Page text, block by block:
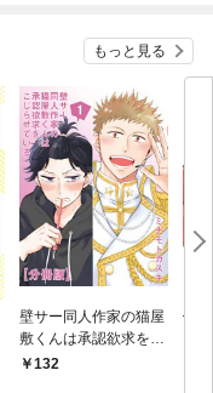
もっと見る
壁サー同人作家の猫屋
敷くんは承認欲求をこ
じらせている【分冊
132
俺